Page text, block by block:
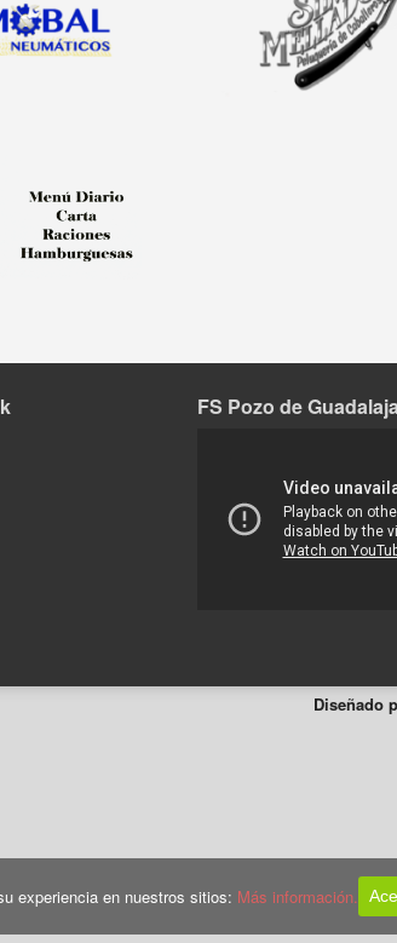
FS Pozo de
Diseñado
experiencia en nuestros sitios: Más información.